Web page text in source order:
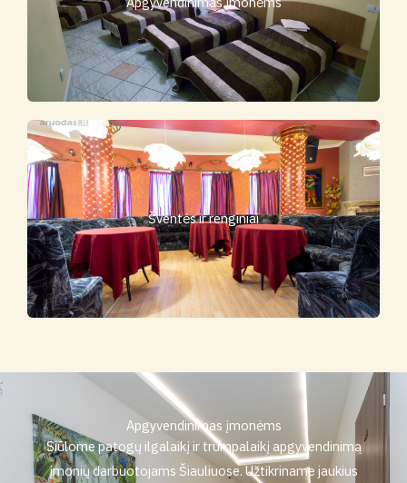
Šventės ir renginiai
Apgyvendinimas įmonėms
Siūlome patogų ilgalaikį ir trumpalaikį apgyvendinimą
įmonių darbuotojams Šiauliuose. Užtikriname jaukius